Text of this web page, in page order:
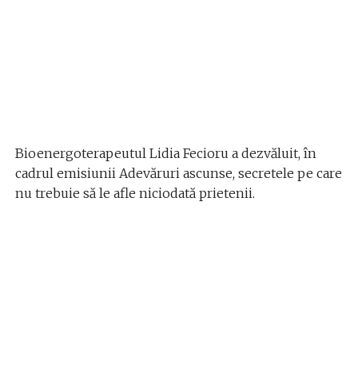
Bioenergoterapeutul Lidia Fecioru a dezvăluit, în
cadrul emisiunii Adevăruri ascunse, secretele pe care
nu trebuie să le afle niciodată prietenii.